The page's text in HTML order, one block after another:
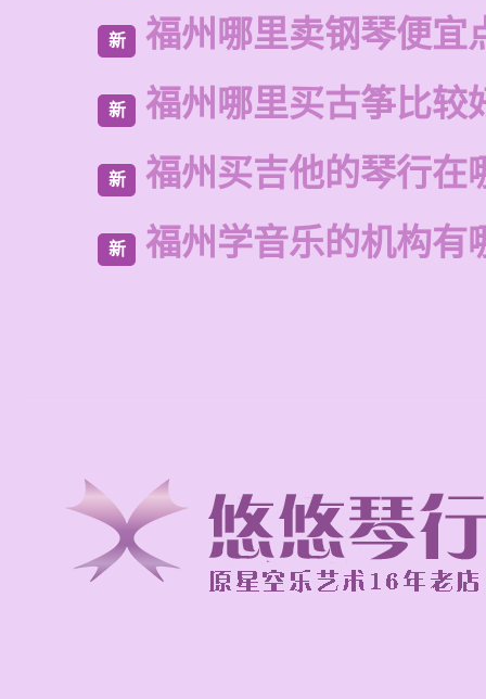
新 福州哪里卖钢琴便宜
新 福州哪里买古筝比较
新 福州买吉他的琴行在
新 福州学音乐的机构有